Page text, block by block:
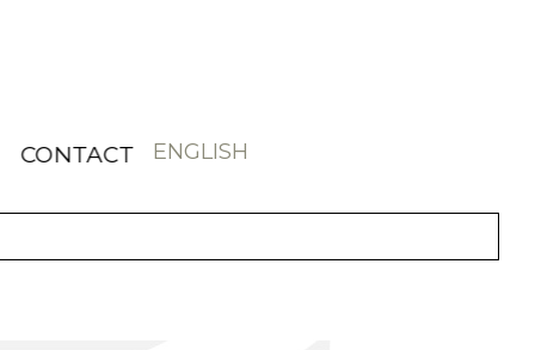
CONTACT ENGLISH